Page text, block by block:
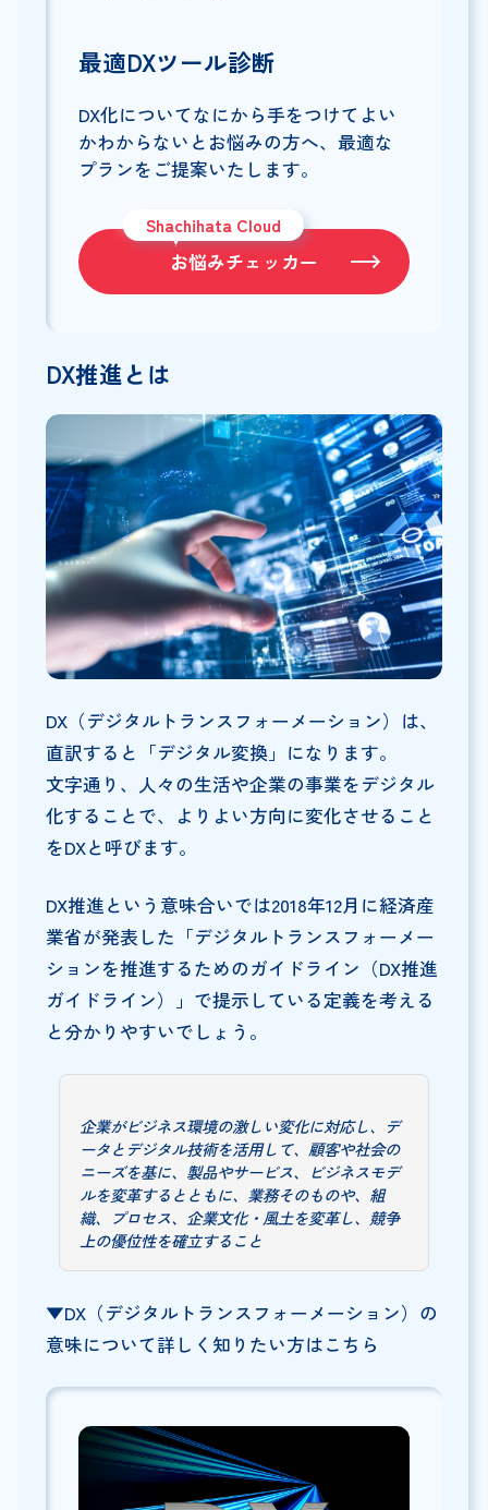
最適DXツール診断
DX化についてなにから手をつけてよい
かわからないとお悩みの方へ、最適な
プランをご提案いたします。
Shachihata Cloud
お悩みチェッカー
DX推進とは
DX（デジタルトランスフォーメーション）は、
直訳すると「デジタル変換」になります。
文字通り、人々の生活や企業の事業をデジタル
化することで、よりよい方向に変化させること
をDXと呼びます。
DX推進という意味合いでは2018年12月に経済産
業省が発表した「デジタルトランスフォーメー
ションを推進するためのガイドライン（DX推進
ガイドライン）」で提示している定義を考える
と分かりやすいでしょう。
企業がビジネス環境の激しい変化に対応し、デ
ータとデジタル技術を活用して、顧客や社会の
ニーズを基に、製品やサービス、ビジネスモデ
ルを変革するとともに、業務そのものや、組
織、プロセス、企業文化・風土を変革し、競争
上の優位性を確立すること
▼DX（デジタルトランスフォーメーション）の
意味について詳しく知りたい方はこちら